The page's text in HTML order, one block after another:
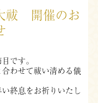
祓 開催のお
です。
わせて祓い清める儀
終息をお祈りいたし